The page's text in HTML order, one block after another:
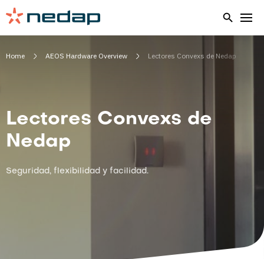
Home AEOS Hardware Overview Lectores Convexs de Nedap
Lectores Convexs de
Nedap
Seguridad, flexibilidad y facilidad.